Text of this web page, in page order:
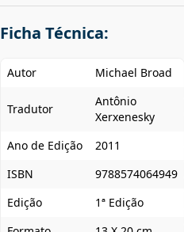
Ficha Técnica:
Autor Michael Broad
Tradutor
Antônio
Xerxenesky
Ano de Edição
2011
ISBN
9788574064949
Edição
1ª Edição